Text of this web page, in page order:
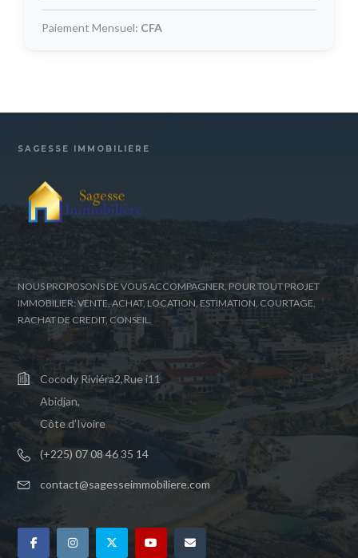
Paiement Mensuel: CFA
SAGESSE IMMOBILIÈRE
NOUS PROPOSONS DE VOUS ACCOMPAGNER, POUR TOUT PROJET
IMMOBILIER: VENTE, ACHAT, LOCATION, ESTIMATION, COURTAGE,
RACHAT DE CREDIT, CONSEIL.
Cocody Riviéra2,Rue i11
Abidjan,
Côte d'Ivoire
(+225) 07 08 46 35 14
contact@sagesseimmobiliere.com